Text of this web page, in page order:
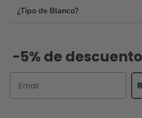
¿Tipo de Blanco?
-5% de